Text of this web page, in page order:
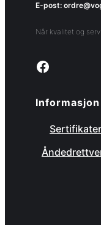
E-post:
Når kvalitet og
Link to facebook page
Informasjon
Sertifikater